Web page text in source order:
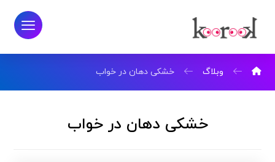
وبلاگ خشکی دهان در خواب
خشکی دهان در خواب